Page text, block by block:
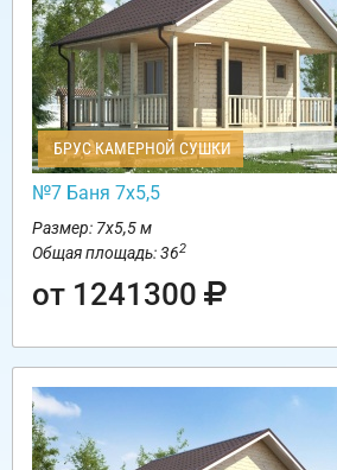
БРУС КАМЕРНОЙ СУШКИ
№7 Баня 7х5,5
Размер: 7х5,5 м
Общая площадь: 362
от 1241300